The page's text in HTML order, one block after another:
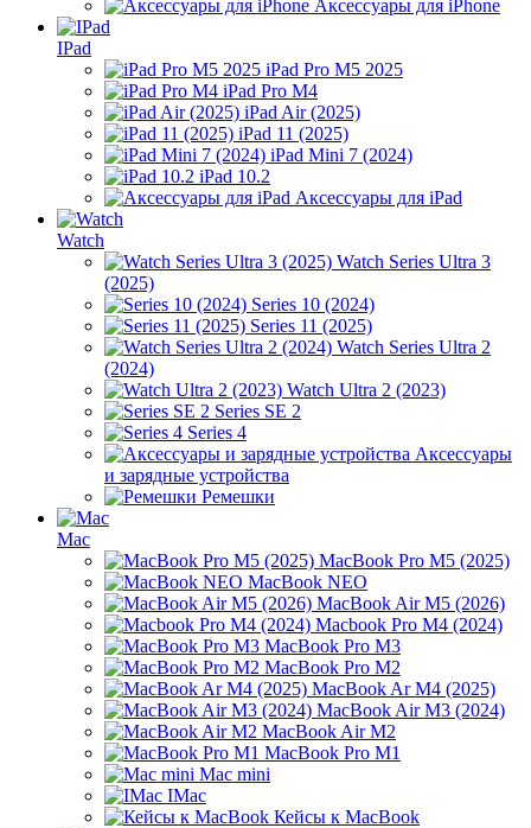
Аксессуары для iPhone
IPad
iPad Pro M5 2025
iPad Pro M4
iPad Air (2025)
iPad 11 (2025)
iPad Mini 7 (2024)
iPad 10.2
Аксессуары для iPad
Watch
Watch Series Ultra 3
(2025)
Series 10 (2024)
Series 11 (2025)
Watch Series Ultra 2
(2024)
Watch Ultra 2 (2023)
Series SE 2
Series 4
Аксессуары
и зарядные устройства
Ремешки
Mac
MacBook Pro M5 (2025)
MacBook NEO
MacBook Air M5 (2026)
Macbook Pro M4 (2024)
MacBook Pro M3
MacBook Pro M2
MacBook Ar M4 (2025)
MacBook Air M3 (2024)
MacBook Air M2
MacBook Pro M1
Mac mini
IMac
Кейсы к MacBook